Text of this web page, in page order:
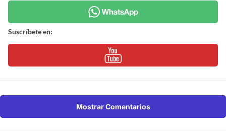
Suscríbete en:
Mostrar Comentarios